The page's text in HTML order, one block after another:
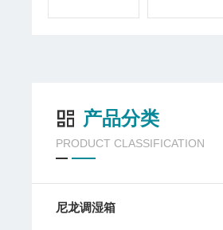
产品分类
PRODUCT CLASSIFICATION
尼龙调湿箱